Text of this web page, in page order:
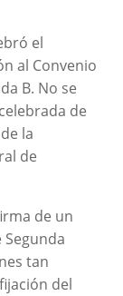
el
al Convenio
B. No se
de
la
de
de un
tan
del